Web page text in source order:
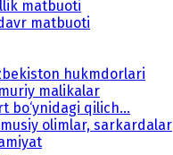
matbuoti
matbuoti
hukmdorlari
malikalar
bo‘ynidagi qilich...
olimlar, sarkardalar